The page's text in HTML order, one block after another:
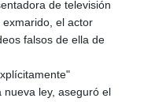
de televisión
el actor
falsos de ella de
ley, aseguró el